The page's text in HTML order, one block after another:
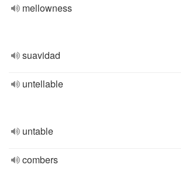
mellowness
suavidad
untellable
untable
combers